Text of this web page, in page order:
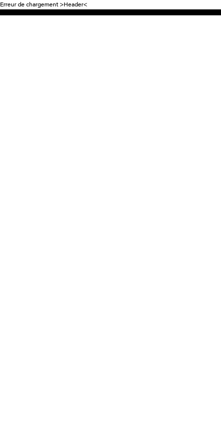
Erreur de chargement >Header<